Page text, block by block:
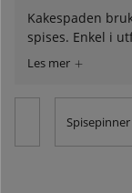
Kakespaden
spises. Enkel i
erstatte. Så, før
begynner sin
man angrer på
finner du
Spisepinner